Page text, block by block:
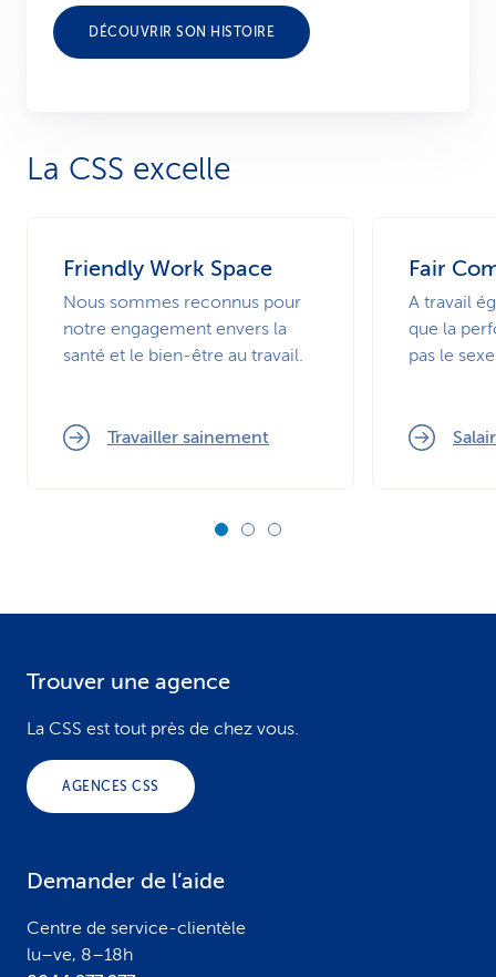
DÉCOUVRIR SON HISTOIRE
La CSS excelle
Friendly Work Space
Nous sommes reconnus pour
notre engagement envers la
santé et le bien-être au travail.
Travailler sainement
Fair
A travail
que la
pas le
Trouver une agence
La CSS est tout près de chez vous.
AGENCES CSS
Demander de l’aide
Centre de service-clientèle
lu–ve, 8–18h